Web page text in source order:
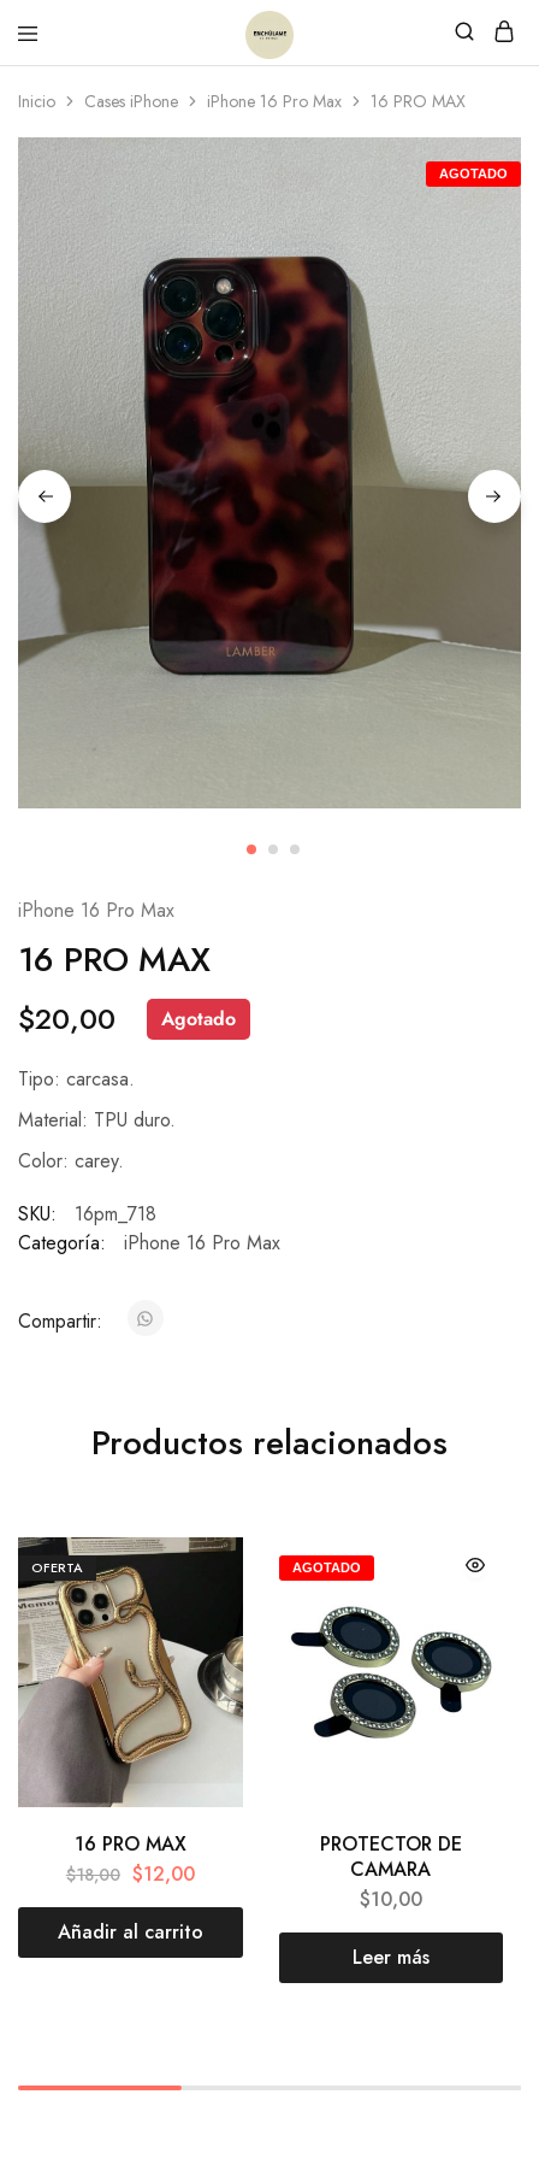
Inicio Cases iPhone iPhone 16 Pro Max 16 PRO MAX
AGOTADO
iPhone 16 Pro Max
16 PRO MAX
$20,00 Agotado
Tipo: carcasa.
Material: TPU duro.
Color: carey.
SKU:
16pm_718
Categoría:
iPhone 16 Pro Max
Compartir:
Productos relacionados
OFERTA
16 PRO MAX
$18,00 $12,00
Añadir al carrito
AGOTADO
PROTECTOR DE
CAMARA
$10,00
Leer más